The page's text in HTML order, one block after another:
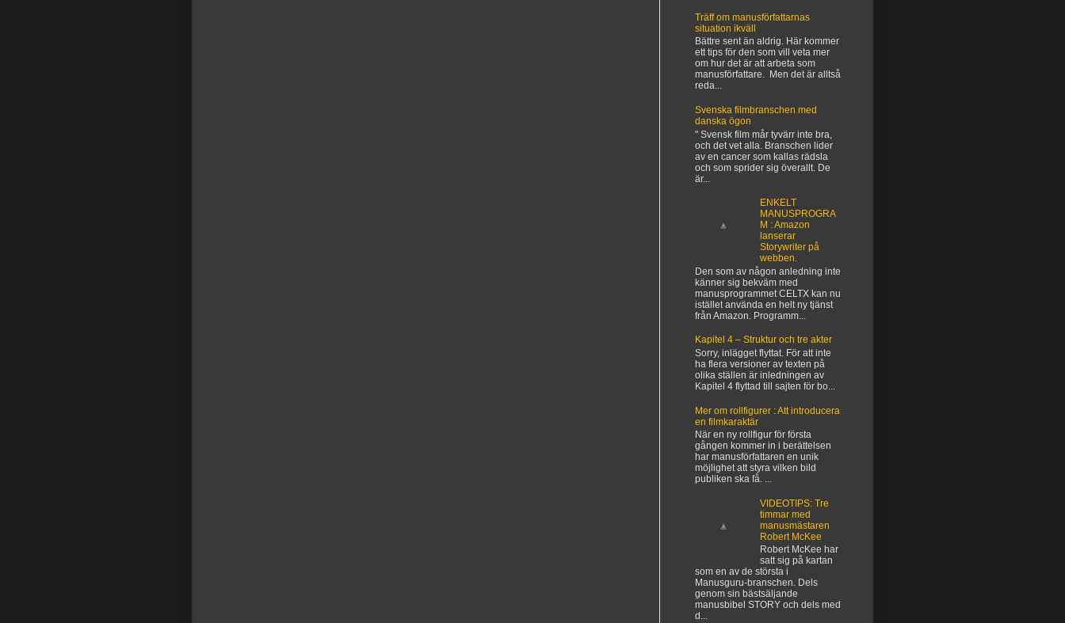
Träff om manusförfattarnas
situation ikväll
Bättre sent än aldrig. Här kommer
ett tips för den som vill veta mer
om hur det är att arbeta som
manusförfattare. Men det är alltså
reda...
Svenska filmbranschen med
danska ögon
" Svensk film mår tyvärr inte bra,
och det vet alla. Branschen lider
av en cancer som kallas rädsla
och som sprider sig överallt. De
är...
ENKELT
MANUSPROGRA
M : Amazon
lanserar
Storywriter på
webben.
Den som av någon anledning inte
känner sig bekväm med
manusprogrammet CELTX kan nu
istället använda en helt ny tjänst
från Amazon. Programm...
Kapitel 4 – Struktur och tre akter
Sorry, inlägget flyttat. För att inte
ha flera versioner av texten på
olika ställen är inledningen av
Kapitel 4 flyttad till sajten för bo...
Mer om rollfigurer : Att introducera
en filmkaraktär
När en ny rollfigur för första
gången kommer in i berättelsen
har manusförfattaren en unik
möjlighet att styra vilken bild
publiken ska få. ...
VIDEOTIPS: Tre
timmar med
manusmästaren
Robert McKee
Robert McKee har
satt sig på kartan
som en av de största i
Manusguru-branschen. Dels
genom sin bästsäljande
manusbibel STORY och dels med
d...